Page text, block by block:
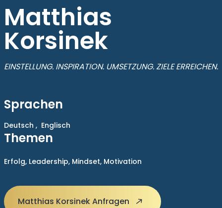
Matthias
Korsinek
EINSTELLUNG. INSPIRATION. UMSETZUNG. ZIELE ERREICHEN.
Sprachen
Deutsch , Englisch
Themen
Erfolg, Leadership, Mindset, Motivation
Matthias Korsinek Anfragen